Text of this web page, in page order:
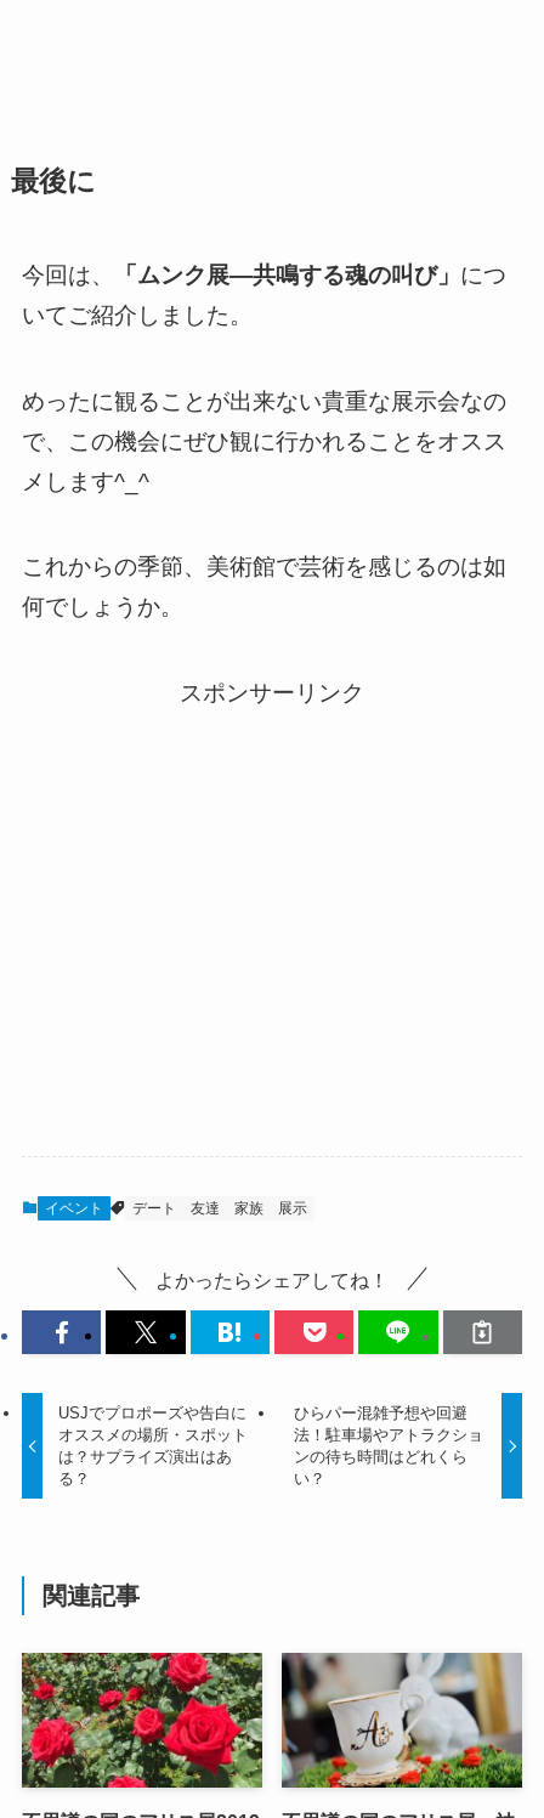
最後に
今回は、 「ムンク展―共鳴する魂の叫び」 につ
いてご紹介しました。
めったに観ることが出来ない貴重な展示会なの
で、この機会にぜひ観に行かれることをオスス
メします^_^
これからの季節、美術館で芸術を感じるのは如
何でしょうか。
スポンサーリンク
イベント デート 友達 家族 展示
よかったらシェアしてね！
USJでプロポーズや告白に
オススメの場所・スポット
は？サプライズ演出はあ
る？
ひらパー混雑予想や回避
法！駐車場やアトラクショ
ンの待ち時間はどれくら
い？
関連記事